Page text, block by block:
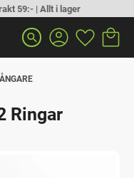
59:- | Allt i lager
search
Ringar